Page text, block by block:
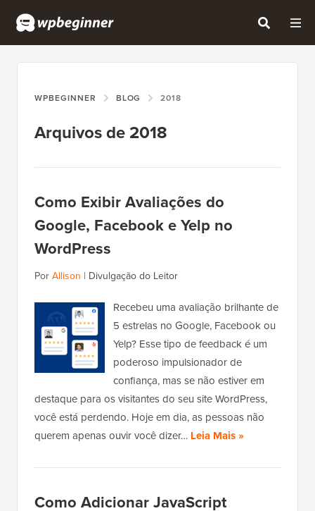
WPBEGINNER BLOG 2018
Arquivos de 2018
Como Exibir Avaliações do
Google, Facebook e Yelp no
WordPress
PorAllison | Divulgação do Leitor
Recebeu uma avaliação brilhante de
5 estrelas no Google, Facebook ou
Yelp? Esse tipo de feedback é um
poderoso impulsionador de
confiança, mas se não estiver em
destaque para os visitantes do seu site WordPress,
você está perdendo. Hoje em dia, as pessoas não
querem apenas ouvir você dizer… Leia Mais »
Como Adicionar JavaScript